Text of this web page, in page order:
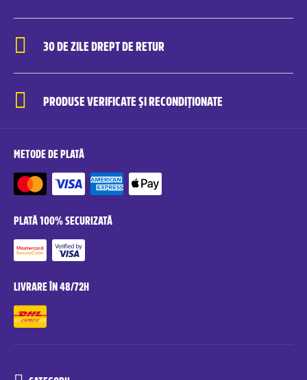
30 DE ZILE DREPT DE RETUR
PRODUSE VERIFICATE ȘI RECONDIȚIONATE
METODE DE PLATĂ
PLATĂ 100% SECURIZATĂ
LIVRARE ÎN 48/72H